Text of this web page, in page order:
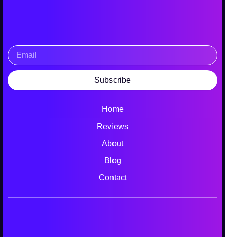
Email
Subscribe
Home
Reviews
About
Blog
Contact